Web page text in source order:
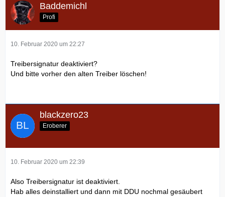
Baddemichl
Profi
10. Februar 2020 um 22:27
Treibersignatur deaktiviert?
Und bitte vorher den alten Treiber löschen!
blackzero23
Eroberer
10. Februar 2020 um 22:39
Also Treibersignatur ist deaktiviert.
Hab alles deinstalliert und dann mit DDU nochmal gesäubert